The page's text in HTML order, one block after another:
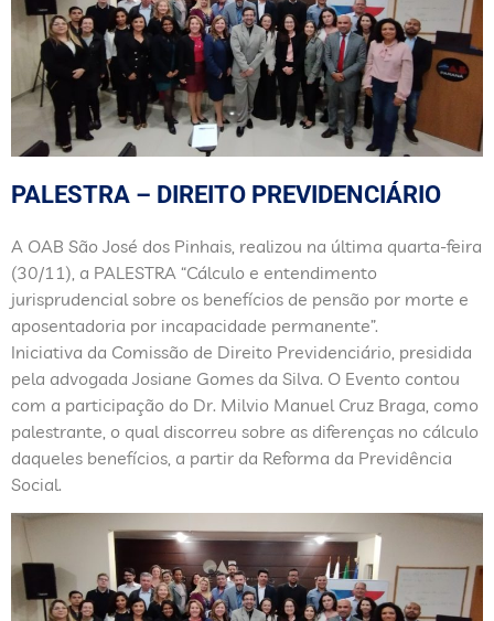
PALESTRA – DIREITO PREVIDENCIÁRIO
A OAB São José dos Pinhais, realizou na última quarta-feira
(30/11), a PALESTRA “Cálculo e entendimento
jurisprudencial sobre os benefícios de pensão por morte e
aposentadoria por incapacidade permanente”.
Iniciativa da Comissão de Direito Previdenciário, presidida
pela advogada Josiane Gomes da Silva. O Evento contou
com a participação do Dr. Milvio Manuel Cruz Braga, como
palestrante, o qual discorreu sobre as diferenças no cálculo
daqueles benefícios, a partir da Reforma da Previdência
Social.